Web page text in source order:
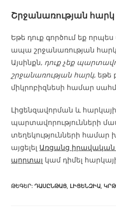
Շրջանառության հարկ
Եթե դուք գործում եք
ապա շրջանառության
Այսինքն, դուք չեք
շրջանառության հարկ, եթե
միկրոբիզնեսի համար
Լիցենզավորման և
պարտավորությունների
տեղեկությունների համար
այցելել Առցանց
պորտալ կամ դիմել
ԹԵԳԵՐ:ԴԱՍԸՆԹԱՑ, ԼԻՑԵՆԶԻԱ,